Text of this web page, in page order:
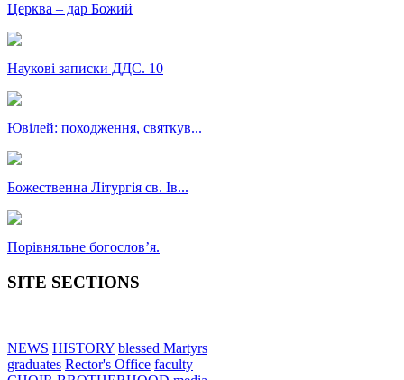
Церква – дар Божий
Наукові записки ДДС. 10
Ювілей: походження, святкув...
Божественна Літургія св. Ів...
Порівняльне богословʼя.
SITE SECTIONS
NEWS HISTORY blessed Martyrs
graduates Rector's Office faculty